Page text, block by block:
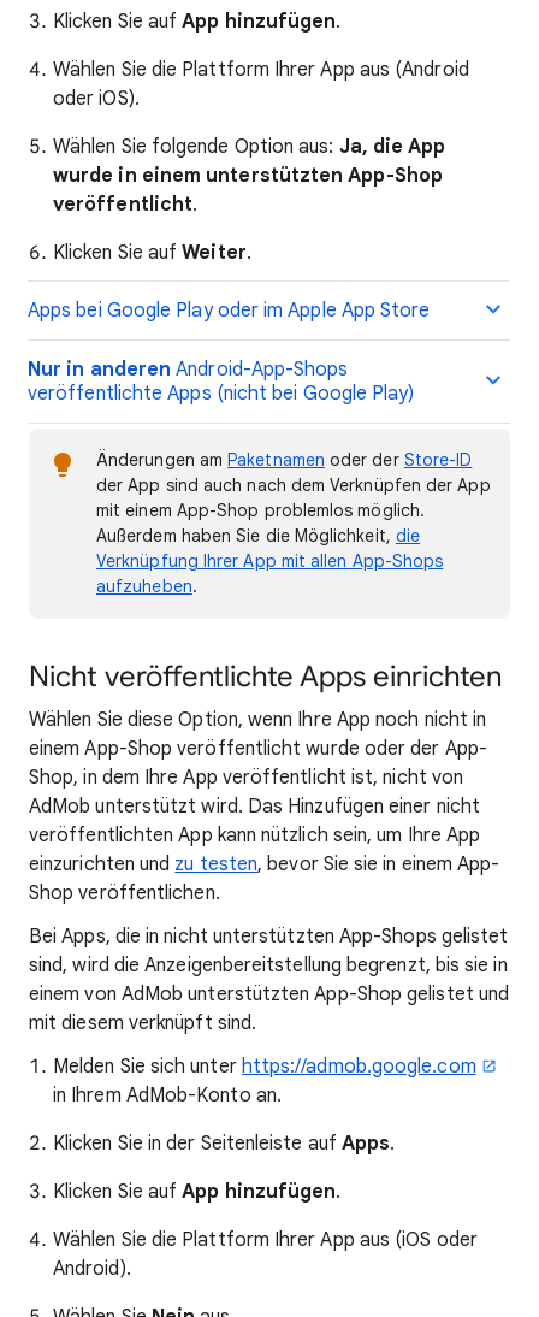
Klicken Sie aufApp hinzufügen.
Wählen Sie die Plattform Ihrer App aus (Android
oder iOS).
Wählen Sie folgende Option aus: Ja, die App
wurde in einem unterstützten App-Shop
veröffentlicht.
Klicken Sie aufWeiter.
Apps bei Google Play oder im Apple App Store
Nur in anderen Android-App-Shops
veröffentlichte Apps (nicht bei Google Play)
Änderungen amPaketnamen oder der Store-ID
der App sind auch nach dem Verknüpfen der App
mit einem App-Shop problemlos möglich.
Außerdem haben Sie die Möglichkeit, die
Verknüpfung Ihrer App mit allen App-Shops
aufzuheben.
Nicht veröffentlichte Apps einrichten
Wählen Sie diese Option, wenn Ihre App noch nicht in
einem App-Shop veröffentlicht wurde oder der App-
Shop, in dem Ihre App veröffentlicht ist, nicht von
AdMob unterstützt wird. Das Hinzufügen einer nicht
veröffentlichten App kann nützlich sein, um Ihre App
einzurichten und zu testen, bevor Sie sie in einem App-
Shop veröffentlichen.
Bei Apps, die in nicht unterstützten App-Shops gelistet
sind, wird die Anzeigenbereitstellung begrenzt, bis sie in
einem von AdMob unterstützten App-Shop gelistet und
mit diesem verknüpft sind.
Melden Sie sich unter https://admob.google.com
in Ihrem AdMob-Konto an.
Klicken Sie in der Seitenleiste auf Apps.
Klicken Sie aufApp hinzufügen.
Wählen Sie die Plattform Ihrer App aus (iOS oder
Android).